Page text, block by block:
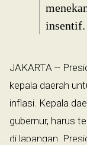
insentif.
JAKARTA --
kepala daerah
inflasi. Kepala
gubernur, harus
di lapangan.